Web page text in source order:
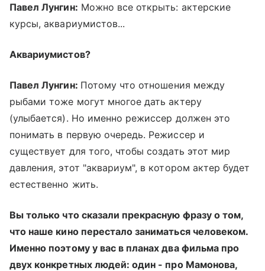
Павел Лунгин: Можно все открыть: актерские
курсы, аквариумистов...
Аквариумистов?
Павел Лунгин: Потому что отношения между
рыбами тоже могут многое дать актеру
(улыбается). Но именно режиссер должен это
понимать в первую очередь. Режиссер и
существует для того, чтобы создать этот мир
давления, этот "аквариум", в котором актер будет
естественно жить.
Вы только что сказали прекрасную фразу о том,
что наше кино перестало заниматься человеком.
Именно поэтому у вас в планах два фильма про
двух конкретных людей: один - про Мамонова,